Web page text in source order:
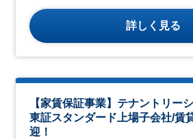
詳しく見る
【家賃保証事業】テナントリー
東証スタンダード上場子会社/賃
迎！